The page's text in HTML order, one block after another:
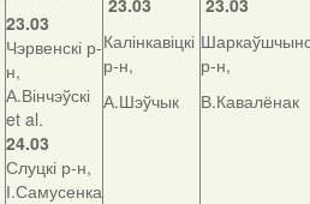
23.03
Чэрвенскі р-
н,
А.Вінчэўскі
et al.
24.03
Слуцкі р-н,
І.Самусенка
23.03
Калінкавіцкі
р-н,
А.Шэўчык
23.03
р-н,
В.Кавалёнак